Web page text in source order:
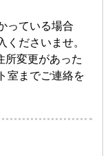
っている場合
くださいませ。
所変更があった
室までご連絡を